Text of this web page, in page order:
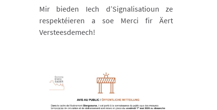
Mir bieden Iech d’Signalisatioun ze
respektéieren a soe Merci fir Äert
Versteesdemech!